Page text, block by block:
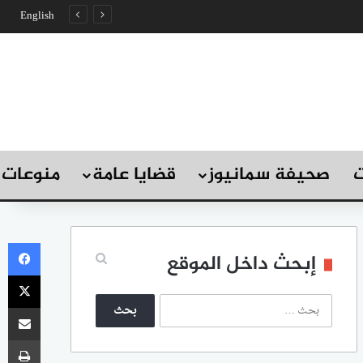
English
صحيفة سمانيوز قضايا عامة منوعات
إبحث داخل الموقع
ح